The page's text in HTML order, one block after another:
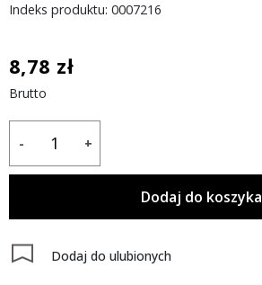
Indeks produktu: 0007216
8,78 zł
Brutto
- +
Dodaj do koszyka
Dodaj do ulubionych